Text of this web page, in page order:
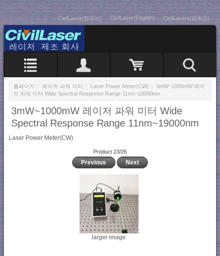
CivilLaser(한국어) CivilLaser(English) CivilLasers(日本語)
홈페이지 :: 레이저 파워 미터 :: Laser Power Meter(CW) :: 3mW~1000mW 레이
저 파워 미터 Wide Spectral Response Range 11nm~19000nm
3mW~1000mW 레이저 파워 미터 Wide
Spectral Response Range 11nm~19000nm
Laser Power Meter(CW)
Product 23/26
Previous Next
larger image